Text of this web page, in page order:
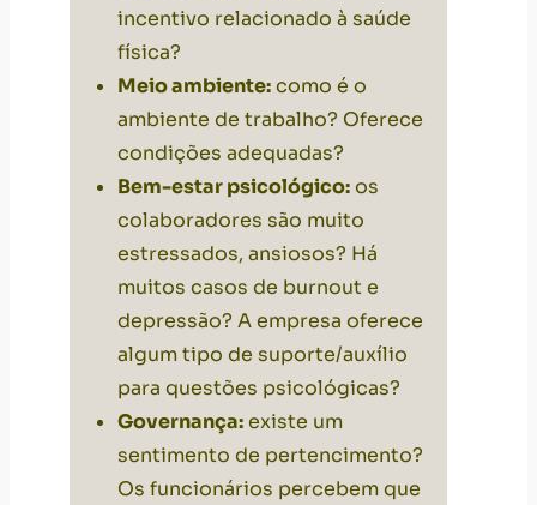
incentivo relacionado à saúde
física?
Meio ambiente:como é o
ambiente de trabalho? Oferece
condições adequadas?
Bem-estar psicológico:os
colaboradores são muito
estressados, ansiosos? Há
muitos casos de burnout e
depressão? A empresa oferece
algum tipo de suporte/auxílio
para questões psicológicas?
Governança:existe um
sentimento de pertencimento?
Os funcionários percebem que